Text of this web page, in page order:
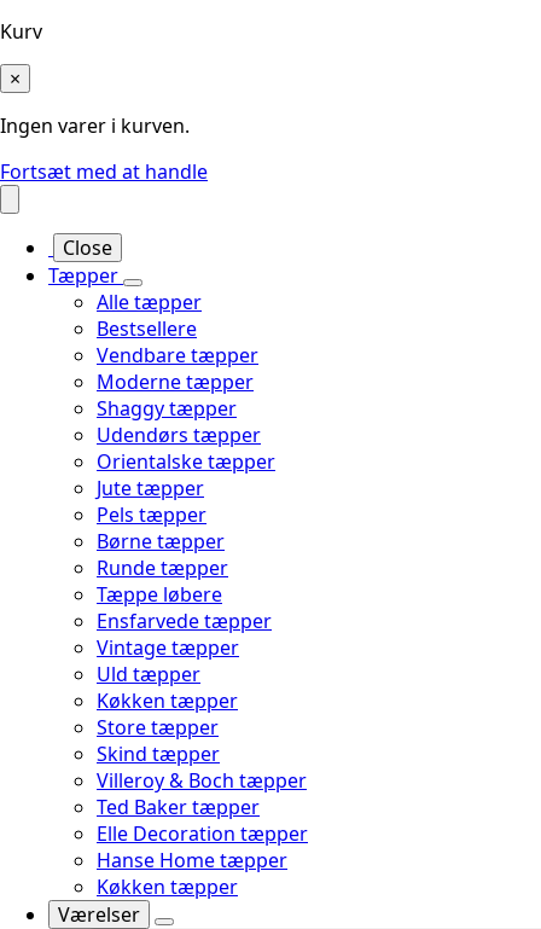
Kurv
×
Ingen varer i kurven.
Fortsæt med at handle
Close
Tæpper
Alle tæpper
Bestsellere
Vendbare tæpper
Moderne tæpper
Shaggy tæpper
Udendørs tæpper
Orientalske tæpper
Jute tæpper
Pels tæpper
Børne tæpper
Runde tæpper
Tæppe løbere
Ensfarvede tæpper
Vintage tæpper
Uld tæpper
Køkken tæpper
Store tæpper
Skind tæpper
Villeroy & Boch tæpper
Ted Baker tæpper
Elle Decoration tæpper
Hanse Home tæpper
Køkken tæpper
Værelser